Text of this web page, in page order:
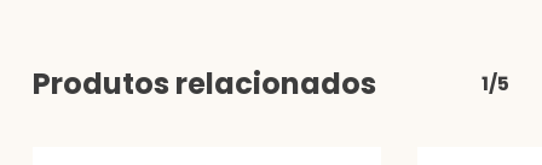
Produtos relacionados 1/5